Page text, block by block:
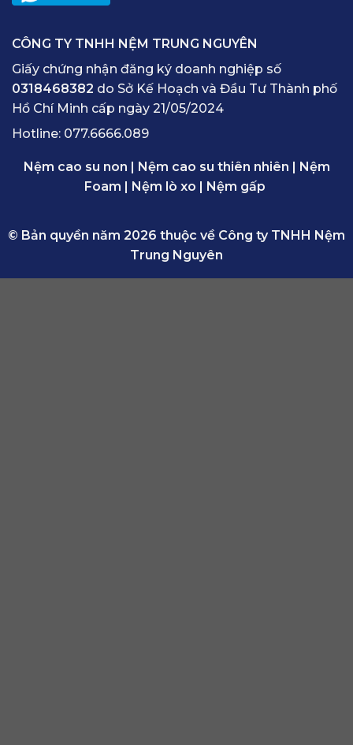
CÔNG TY TNHH NỆM TRUNG NGUYÊN
Giấy chứng nhận đăng ký doanh nghiệp số
0318468382 do Sở Kế Hoạch và Đầu Tư Thành phố
Hồ Chí Minh cấp ngày 21/05/2024
Hotline: 077.6666.089
Nệm cao su non | Nệm cao su thiên nhiên | Nệm
Foam | Nệm lò xo | Nệm gấp
© Bản quyền năm 2026 thuộc về Công ty TNHH Nệm
Trung Nguyên